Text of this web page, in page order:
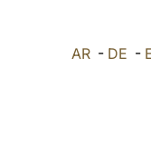
AR - DE -